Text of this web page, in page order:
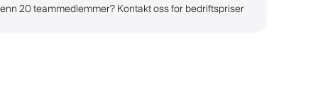
20 teammedlemmer? Kontakt oss for bedriftspriser